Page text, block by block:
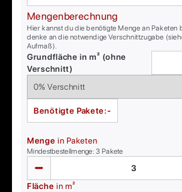
Mengenberechnung
Hier kannst du die benötigte Menge an Paketen
denke an die notwendige Verschnittzugabe
Aufmaß).
Grundfläche in m² (ohne
Verschnitt)
Benötigte Pakete:-
Menge in Paketen
Mindestbestellmenge:3 Pakete
Fläche in m²